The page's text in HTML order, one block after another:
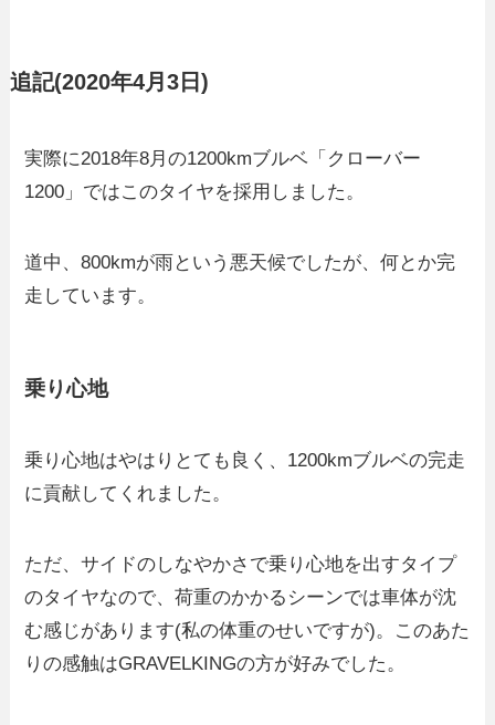
追記(2020年4月3日)
実際に2018年8月の1200kmブルベ「クローバー
1200」ではこのタイヤを採用しました。
道中、800kmが雨という悪天候でしたが、何とか完
走しています。
乗り心地
乗り心地はやはりとても良く、1200kmブルベの完走
に貢献してくれました。
ただ、サイドのしなやかさで乗り心地を出すタイプ
のタイヤなので、荷重のかかるシーンでは車体が沈
む感じがあります(私の体重のせいですが)。このあた
りの感触はGRAVELKINGの方が好みでした。